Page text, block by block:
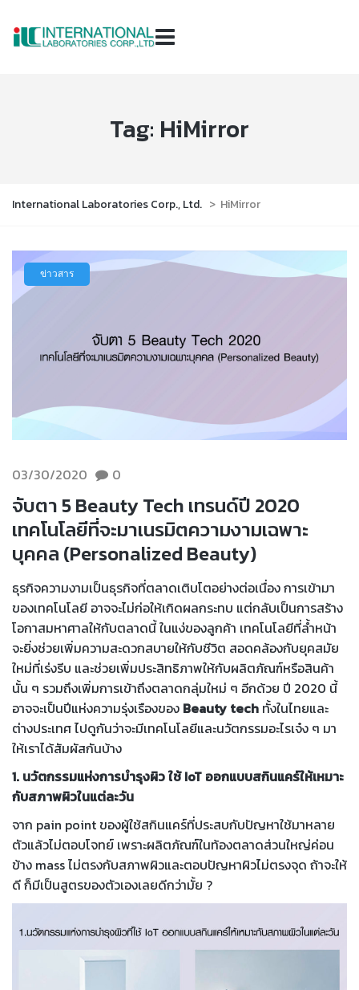
Tag: HiMirror
International Laboratories Corp., Ltd. > HiMirror
ข่าวสาร
03/30/2020 0
จับตา 5 Beauty Tech เทรนด์ปี 2020
เทคโนโลยีที่จะมาเนรมิตความงามเฉพาะ
บุคคล (Personalized Beauty)
ธุรกิจความงามเป็นธุรกิจที่ตลาดเติบโตอย่างต่อเนื่อง การเข้ามา
ของเทคโนโลยี อาจจะไม่ก่อให้เกิดผลกระทบ แต่กลับเป็นการสร้าง
โอกาสมหาศาลให้กับตลาดนี้ ในแง่ของลูกค้า เทคโนโลยีที่ล้ำหน้า
จะยิ่งช่วยเพิ่มความสะดวกสบายให้กับชีวิต สอดคล้องกับยุคสมัย
ใหม่ที่เร่งรีบ และช่วยเพิ่มประสิทธิภาพให้กับผลิตภัณฑ์หรือสินค้า
นั้น ๆ รวมถึงเพิ่มการเข้าถึงตลาดกลุ่มใหม่ ๆ อีกด้วย ปี 2020 นี้
อาจจะเป็นปีแห่งความรุ่งเรืองของ Beauty tech ทั้งในไทยและ
ต่างประเทศ ไปดูกันว่าจะมีเทคโนโลยีและนวัตกรรมอะไรเจ๋ง ๆ มา
ให้เราได้สัมผัสกันบ้าง
1. นวัตกรรมแห่งการบำรุงผิว ใช้ IoT ออกแบบสกินแคร์ให้เหมาะ
กับสภาพผิวในแต่ละวัน
จาก pain point ของผู้ใช้สกินแคร์ที่ประสบกับปัญหาใช้มาหลาย
ตัวแล้วไม่ตอบโจทย์ เพราะผลิตภัณฑ์ในท้องตลาดส่วนใหญ่ค่อน
ข้าง mass ไม่ตรงกับสภาพผิวและตอบปัญหาผิวไม่ตรงจุด ถ้าจะให้
ดี ก็มีเป็นสูตรของตัวเองเลยดีกว่ามั้ย ?